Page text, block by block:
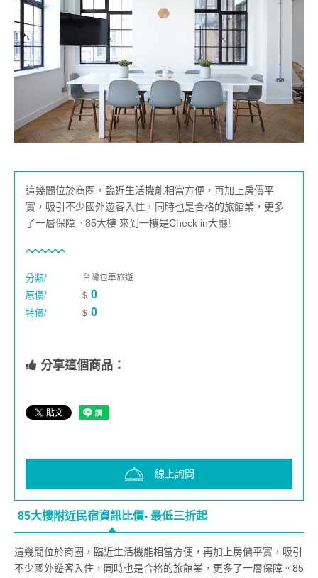
這幾間位於商圈，臨近生活機能相當方便，再加上房價平
實，吸引不少國外遊客入住，同時也是合格的旅館業，更多
了一層保障。85大樓 來到一樓是Check in大廳!
分類/ 台灣包車旅遊
原價/ $ 0
特價/ $ 0
分享這個商品：
線上詢問
85大樓附近民宿資訊比價- 最低三折起
這幾間位於商圈，臨近生活機能相當方便，再加上房價平實，吸引
不少國外遊客入住，同時也是合格的旅館業，更多了一層保障。85